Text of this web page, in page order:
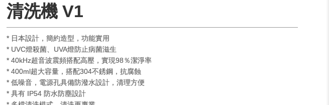
清洗機 V1
* 日本設計，簡約造型，功能實用
* UVC燈殺菌、UVA燈防止病菌滋生
* 40kHz超音波震頻搭配高壓，實現98％潔淨率
* 400ml超大容量，搭配304不銹鋼，抗腐蝕
* 低噪音，電源孔具備防潑水設計，清理方便
* 具有 IP54 防水防塵設計